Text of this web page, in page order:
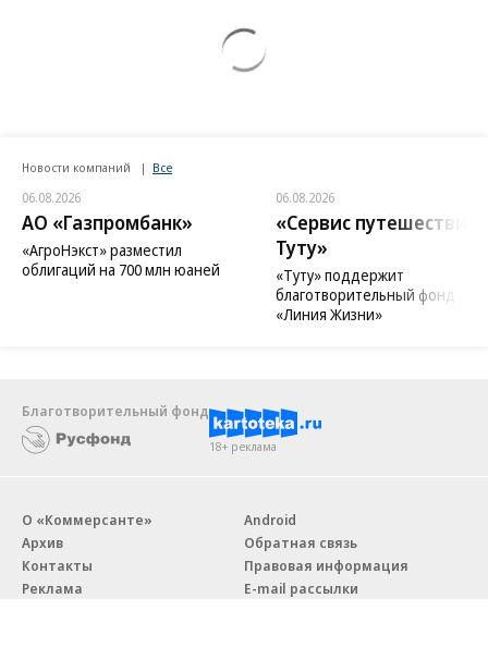
Новости компаний Все
06.08.2026
АО «Газпромбанк»
«АгроНэкст» разместил
облигаций на 700 млн юаней
06.08.2026
«Сервис путешествий
Туту»
«Туту» поддержит
благотворительный фонд
«Линия Жизни»
Благотворительный фонд
18+ реклама
О «Коммерсанте»
Архив
Контакты
Реклама
Android
Обратная связь
Правовая информация
E-mail рассылки